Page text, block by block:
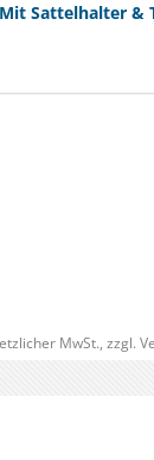
Sattelhalter &
MwSt., zzgl.